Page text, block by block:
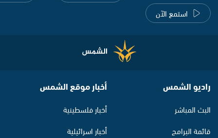
استمع الآن
راديو الشمس
البث المباشر
قائمة البرامج
أخبار موقع الشمس
أخبار فلسطينية
أخبار اسرائيلية